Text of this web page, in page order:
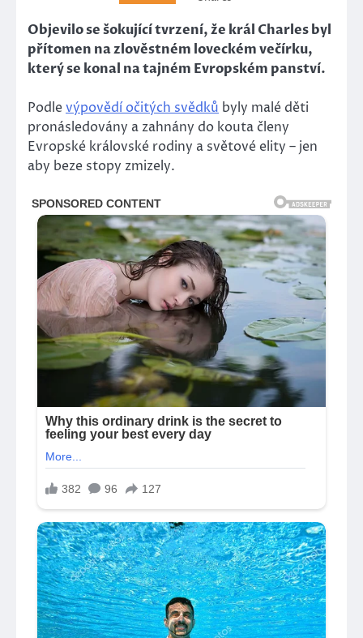
Objevilo se šokující tvrzení, že král Charles byl
přítomen na zlověstném loveckém večírku,
který se konal na tajném Evropském panství.
Podlevýpovědí očitých svědků byly malé děti
pronásledovány a zahnány do kouta členy
Evropské královské rodiny a světové elity – jen
aby beze stopy zmizely.